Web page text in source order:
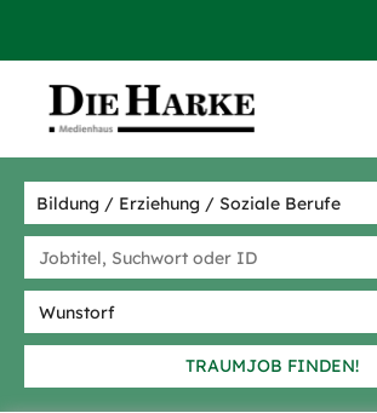
TRAUMJOB FINDEN!